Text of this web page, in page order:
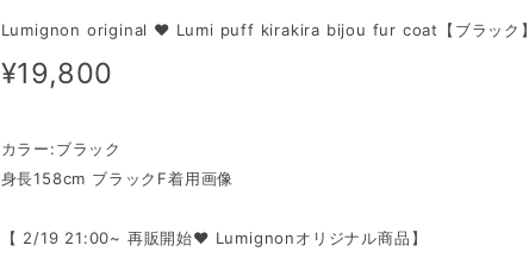
Lumignon original ♥ Lumi puff kirakira bijou fur coat【ブラック】
¥19,800
カラー:ブラック
身長158cm ブラックF着用画像
【 2/19 21:00~ 再販開始♥ Lumignonオリジナル商品】